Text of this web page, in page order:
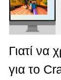
Γιατί να
για το